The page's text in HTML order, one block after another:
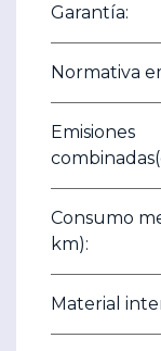
Garantía:
Normativa
Emisiones
Consumo
km):
Material